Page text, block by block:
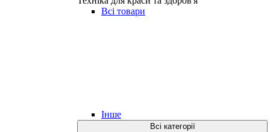
Всі товари
Інше
Всі категорії